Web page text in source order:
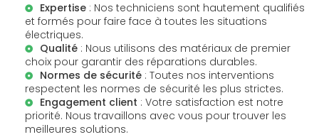
Expertise : Nos techniciens sont hautement qualifiés
et formés pour faire face à toutes les situations
électriques.
Qualité : Nous utilisons des matériaux de premier
choix pour garantir des réparations durables.
Normes de sécurité : Toutes nos interventions
respectent les normes de sécurité les plus strictes.
Engagement client : Votre satisfaction est notre
priorité. Nous travaillons avec vous pour trouver les
meilleures solutions.